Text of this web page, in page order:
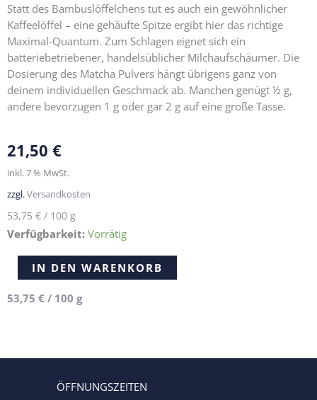
Statt des Bambuslöffelchens tut es auch ein gewöhnlicher
Kaffeelöffel – eine gehäufte Spitze ergibt hier das richtige
Maximal-Quantum. Zum Schlagen eignet sich ein
batteriebetriebener, handelsüblicher Milchaufschäumer. Die
Dosierung des Matcha Pulvers hängt übrigens ganz von
deinem individuellen Geschmack ab. Manchen genügt ½ g,
andere bevorzugen 1 g oder gar 2 g auf eine große Tasse.
21,50 €
inkl. 7 % MwSt.
zzgl.Versandkosten
53,75 € / 100 g
Verfügbarkeit: Vorrätig
China
Matcha
Grade
IN DEN WARENKORB
53,75 € / 100 g
ÖFFNUNGSZEITEN